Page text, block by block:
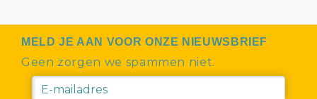
MELD JE AAN VOOR ONZE NIEUWSBRIEF
Geen zorgen we spammen niet.